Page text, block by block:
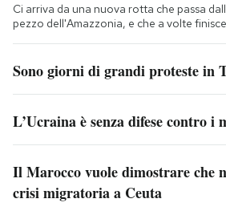
Ci arriva da una nuova rotta che passa
pezzo dell'Amazzonia, e che a volte
Sono giorni di grandi proteste in
L’Ucraina è senza difese contro i
Il Marocco vuole dimostrare che
crisi migratoria a Ceuta